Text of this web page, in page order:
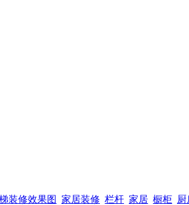
装修效果图 家居装修 栏杆 家居 橱柜